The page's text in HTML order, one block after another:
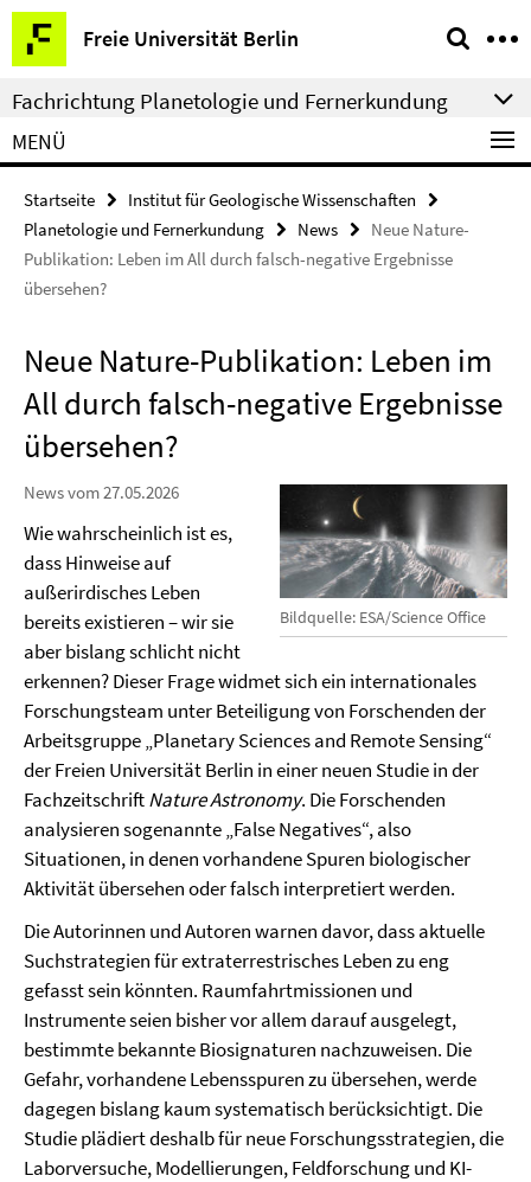
Springe
direkt
zu
Inhalt
Freie Universität Berlin
Service-
Navigation
Fachrichtung Planetologie und Fernerkundung
MENÜ
Startseite
Institut für Geologische Wissenschaften
Planetologie und Fernerkundung
News
Neue Nature-
Publikation: Leben im All durch falsch-negative Ergebnisse
übersehen?
Neue Nature-Publikation: Leben im
All durch falsch-negative Ergebnisse
übersehen?
Bildquelle: ESA/Science Office
News vom 27.05.2026
Wie wahrscheinlich ist es,
dass Hinweise auf
außerirdisches Leben
bereits existieren – wir sie
aber bislang schlicht nicht
erkennen? Dieser Frage widmet sich ein internationales
Forschungsteam unter Beteiligung von Forschenden der
Arbeitsgruppe „Planetary Sciences and Remote Sensing“
der Freien Universität Berlin in einer neuen Studie in der
FachzeitschriftNature Astronomy. Die Forschenden
analysieren sogenannte „False Negatives“, also
Situationen, in denen vorhandene Spuren biologischer
Aktivität übersehen oder falsch interpretiert werden.
Die Autorinnen und Autoren warnen davor, dass aktuelle
Suchstrategien für extraterrestrisches Leben zu eng
gefasst sein könnten. Raumfahrtmissionen und
Instrumente seien bisher vor allem darauf ausgelegt,
bestimmte bekannte Biosignaturen nachzuweisen. Die
Gefahr, vorhandene Lebensspuren zu übersehen, werde
dagegen bislang kaum systematisch berücksichtigt. Die
Studie plädiert deshalb für neue Forschungsstrategien, die
Laborversuche, Modellierungen, Feldforschung und KI-